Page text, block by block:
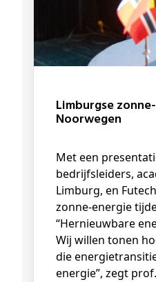
Limburgse zonne-energie in de kijker tijdens Prinselijke Missie naar
Noorwegen
Met een presentatie voor Prinses Astrid en zo’n 150 Belgische en Noorse
bedrijfsleiders,
Limburg, en
zonne-energie
“Hernieuwbare
Wij willen tonen
die
energie”, zegt